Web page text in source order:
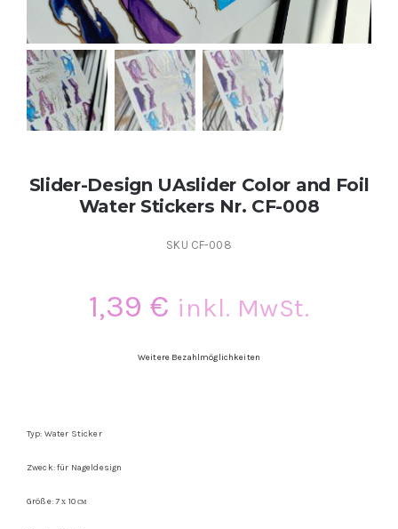
Slider-Design UAslider Color and Foil
Water Stickers Nr. CF-008
SKU CF-008
1,39€ inkl. MwSt.
Weitere Bezahlmöglichkeiten
Typ: Water Sticker
Zweck: für Nageldesign
Größe: 7 х 10 см